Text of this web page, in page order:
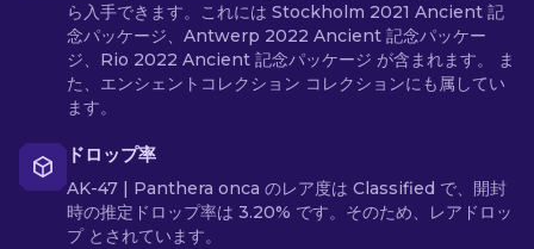
ら入手できます。これには Stockholm 2021 Ancient 記
念パッケージ、Antwerp 2022 Ancient 記念パッケー
ジ、Rio 2022 Ancient 記念パッケージ が含まれます。 ま
た、エンシェントコレクション コレクションにも属してい
ます。
ドロップ率
AK-47 | Panthera onca のレア度は Classified で、開封
時の推定ドロップ率は 3.20% です。そのため、レアドロッ
プ とされています。